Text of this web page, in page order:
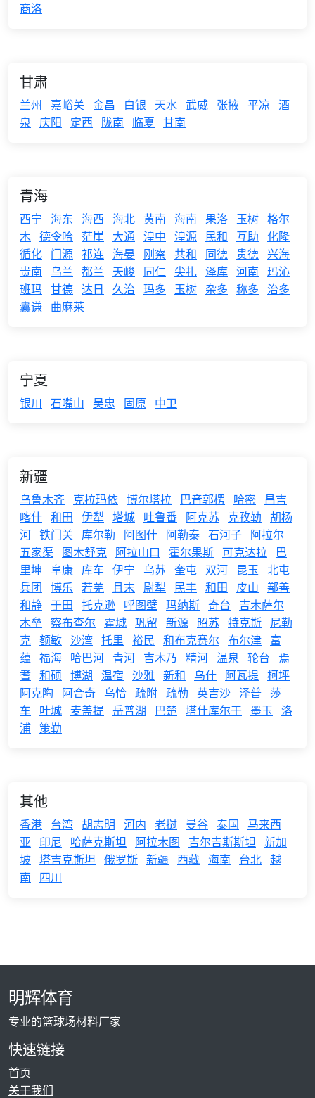
商洛
甘肃
兰州 嘉峪关 金昌 白银 天水 武威 张掖 平凉 酒
泉
庆阳 定西 陇南 临夏 甘南
青海
西宁 海东 海西 海北 黄南 海南 果洛 玉树 格尔
木 德令哈 茫崖 大通 湟中 湟源 民和 互助 化隆
循化 门源 祁连 海晏 刚察 共和 同德 贵德 兴海
贵南
乌兰 都兰 天峻 同仁 尖扎 泽库 河南 玛沁
班玛 甘德 达日 久治 玛多 玉树 杂多 称多
治多
囊谦 曲麻莱
宁夏
银川 石嘴山 吴忠 固原 中卫
新疆
乌鲁木齐 克拉玛依 博尔塔拉 巴音郭楞 哈密
昌吉
喀什 和田 伊犁 塔城 吐鲁番 阿克苏 克孜勒 胡杨
河 铁门关 库尔勒 阿图什 阿勒泰 石河子 阿拉尔
五家渠 图木舒克 阿拉山口 霍尔果斯 可克达拉
巴
里坤 阜康 库车 伊宁 乌苏 奎屯 双河 昆玉 北屯
兵团 博乐 若羌 且末 尉犁 民丰 和田 皮山 鄯善
和静 于田 托克逊 呼图壁 玛纳斯 奇台
吉木萨尔
木垒 察布查尔 霍城 巩留 新源 昭苏 特克斯 尼勒
克 额敏 沙湾 托里 裕民 和布克赛尔 布尔津 富
蕴 福海 哈巴河 青河 吉木乃 精河 温泉 轮台
焉
耆 和硕 博湖 温宿 沙雅 新和 乌什 阿瓦提 柯坪
阿克陶
阿合奇 乌恰 疏附 疏勒 英吉沙 泽普 莎
车
叶城 麦盖提 岳普湖 巴楚 塔什库尔干 墨玉 洛
浦 策勒
其他
香港 台湾 胡志明 河内 老挝 曼谷 泰国
马来西
亚
印尼 哈萨克斯坦 阿拉木图 吉尔吉斯斯坦 新加
坡 塔吉克斯坦 俄罗斯 新疆 西藏 海南 台北 越
南
四川
明辉体育
专业的篮球场材料厂家
快速链接
首页
关于我们